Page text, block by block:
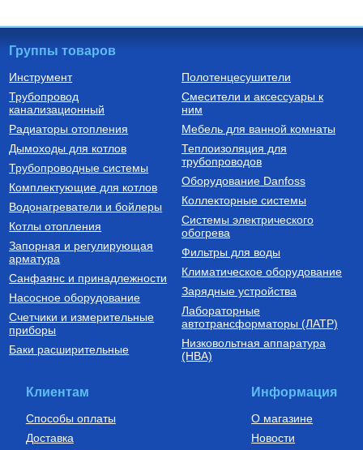
Группы товаров
Инструмент
Трубопровод
канализационный
Радиаторы отопления
Дымоходы для котлов
Трубопроводные системы
Комплектующие для котлов
Водонагреватели и бойлеры
Котлы отопления
Запорная и регулирующая
арматура
Санфаянс и принадлежности
Насосное оборудование
Счетчики и измерительные
приборы
Баки расширительные
Полотенцесушители
Смесители и аксессуары к
ним
Мебель для ванной комнаты
Теплоизоляция для
трубопроводов
Оборудование Danfoss
Коллекторные системы
Системы электрического
обогрева
Фильтры для воды
Климатическое оборудование
Зарядные устройства
Лабораторные
автотрансформаторы (ЛАТР)
Низковольтная аппаратура
(НВА)
Клиентам
Способы оплаты
Доставка
Информация
О магазине
Новости